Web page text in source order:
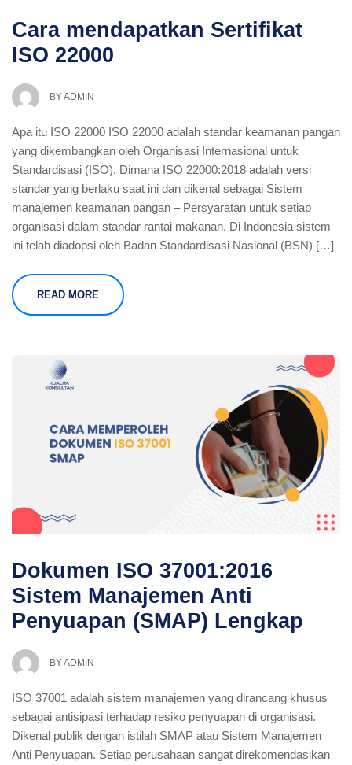
Cara mendapatkan Sertifikat
ISO 22000
BYADMIN
Apa itu ISO 22000 ISO 22000 adalah standar keamanan pangan
yang dikembangkan oleh Organisasi Internasional untuk
Standardisasi (ISO). Dimana ISO 22000:2018 adalah versi
standar yang berlaku saat ini dan dikenal sebagai Sistem
manajemen keamanan pangan – Persyaratan untuk setiap
organisasi dalam standar rantai makanan. Di Indonesia sistem
ini telah diadopsi oleh Badan Standardisasi Nasional (BSN) […]
READ MORE
Dokumen ISO 37001:2016
Sistem Manajemen Anti
Penyuapan (SMAP) Lengkap
BYADMIN
ISO 37001 adalah sistem manajemen yang dirancang khusus
sebagai antisipasi terhadap resiko penyuapan di organisasi.
Dikenal publik dengan istilah SMAP atau Sistem Manajemen
Anti Penyuapan. Setiap perusahaan sangat direkomendasikan